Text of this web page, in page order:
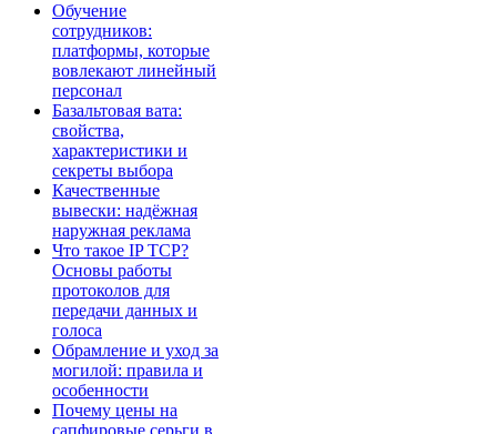
Обучение
сотрудников:
платформы, которые
вовлекают линейный
персонал
Базальтовая вата:
свойства,
характеристики и
секреты выбора
Качественные
вывески: надёжная
наружная реклама
Что такое IP TCP?
Основы работы
протоколов для
передачи данных и
голоса
Обрамление и уход за
могилой: правила и
особенности
Почему цены на